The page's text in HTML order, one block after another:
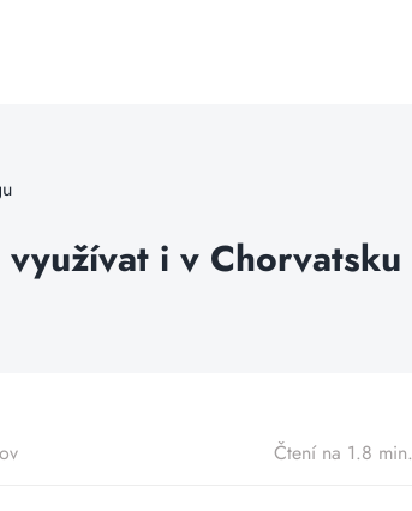
i v Chorvatsku
Čtení na 1.8 min.